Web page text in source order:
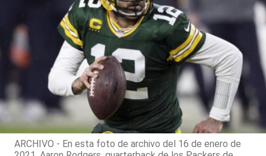
ARCHIVO - En esta foto de archivo del 16 de enero de